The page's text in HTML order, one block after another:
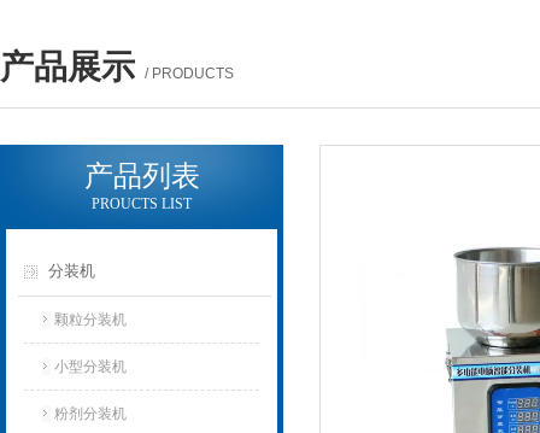
产品展示 / PRODUCTS
产品列表
PROUCTS LIST
分装机
颗粒分装机
小型分装机
粉剂分装机